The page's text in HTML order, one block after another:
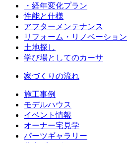
・経年変化プラン
性能と仕様
アフターメンテナンス
リフォーム・リノベーション
土地探し
学び場としてのカーサ
家づくりの流れ
施工事例
モデルハウス
イベント情報
オーナー宅見学
パーツギャラリー